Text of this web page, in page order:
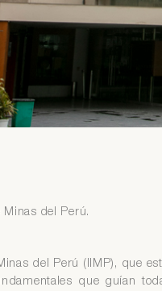
del Perú.
del Perú (IIMP), que
que guían
Si
Si
Área